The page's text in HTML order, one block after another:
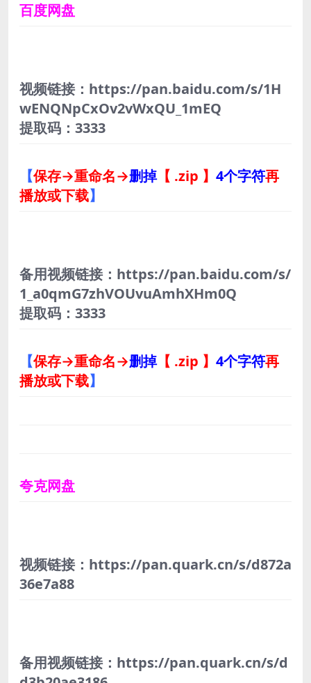
百度网盘
视频链接：https://pan.baidu.com/s/1H
wENQNpCxOv2vWxQU_1mEQ
提取码：3333
【保存→重命名→删掉【 .zip 】 4个字符再
播放或下载】
备用视频链接：https://pan.baidu.com/s/
1_a0qmG7zhVOUvuAmhXHm0Q
提取码：3333
【保存→重命名→删掉【 .zip 】 4个字符再
播放或下载】
夸克网盘
视频链接：https://pan.quark.cn/s/d872a
36e7a88
备用视频链接：https://pan.quark.cn/s/d